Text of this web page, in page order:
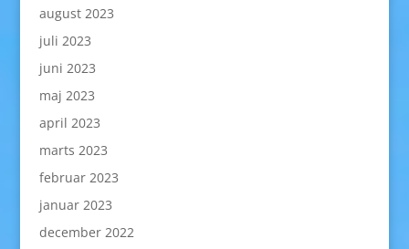
august 2023
juli 2023
juni 2023
maj 2023
april 2023
marts 2023
februar 2023
januar 2023
december 2022